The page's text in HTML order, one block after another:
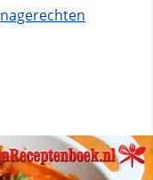
nagerechten